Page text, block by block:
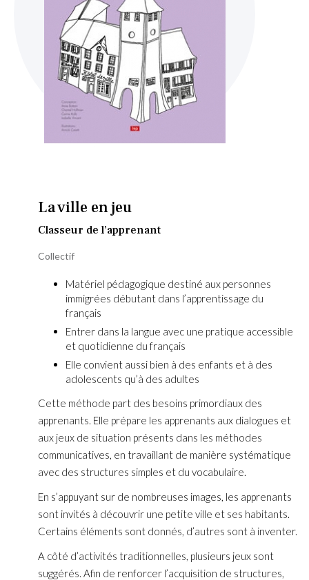
La ville en jeu
Classeur de l’apprenant
Collectif
Matériel pédagogique destiné aux personnes
immigrées débutant dans l’apprentissage du
français
Entrer dans la langue avec une pratique accessible
et quotidienne du français
Elle convient aussi bien à des enfants et à des
adolescents qu’à des adultes
Cette méthode part des besoins primordiaux des
apprenants. Elle prépare les apprenants aux dialogues et
aux jeux de situation présents dans les méthodes
communicatives, en travaillant de manière systématique
avec des structures simples et du vocabulaire.
En s’appuyant sur de nombreuses images, les apprenants
sont invités à découvrir une petite ville et ses habitants.
Certains éléments sont donnés, d’autres sont à inventer.
A côté d’activités traditionnelles, plusieurs jeux sont
suggérés. Afin de renforcer l’acquisition de structures,
beginning
of
the
gallery